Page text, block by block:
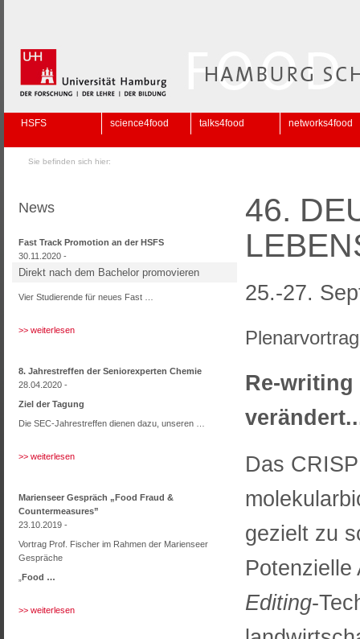
HSFS science4food talks4food networks4food
Sie befinden sich hier:
News
Fast Track Promotion an der HSFS
30.11.2020 -
Direkt nach dem Bachelor promovieren
Vier Studierende für neues Fast …
>> weiterlesen
8. Jahrestreffen der Seniorexperten Chemie
28.04.2020 -
Ziel der Tagung
Die SEC-Jahrestreffen dienen dazu, unseren …
>> weiterlesen
Marienseer Gespräch „Food Fraud &
Countermeasures”
23.10.2019 -
Vortrag Prof. Fischer im Rahmen der Marienseer
Gespräche
Food …
>> weiterlesen
46.
25.-27.
Re-writing
Das
gezielt zu
Editing-